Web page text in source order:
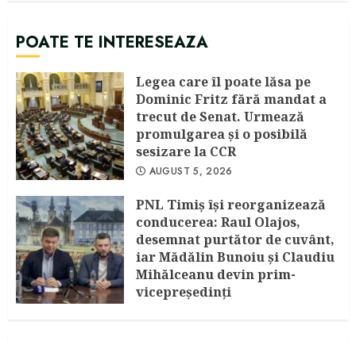
POATE TE INTERESEAZA
Legea care îl poate lăsa pe
Dominic Fritz fără mandat a
trecut de Senat. Urmează
promulgarea și o posibilă
sesizare la CCR
AUGUST 5, 2026
PNL Timiș își reorganizează
conducerea: Raul Olajos,
desemnat purtător de cuvânt,
iar Mădălin Bunoiu și Claudiu
Mihălceanu devin prim-
vicepreședinți